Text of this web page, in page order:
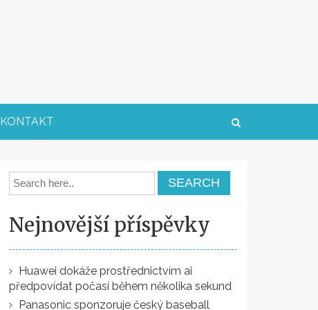
KONTAKT
Nejnovější příspěvky
Huawei dokáže prostřednictvím ai
předpovídat počasí během několika sekund
Panasonic sponzoruje český baseball